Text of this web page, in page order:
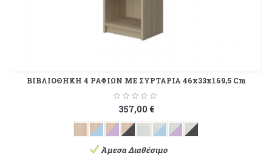
ΒΙΒΛΙΟΘΗΚΗ 4 ΡΑΦΙΩΝ ΜΕ ΣΥΡΤΑΡΙΑ 46x33x169,5 Cm
357,00 €
Άμεσα Διαθέσιμο